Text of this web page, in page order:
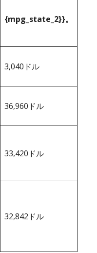
{mpg_state_2}}。
3,040ドル
36,960ドル
33,420ドル
32,842ドル